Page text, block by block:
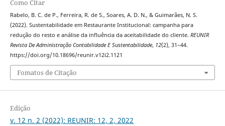
Como Citar
Rabelo, B. C. de P., Ferreira, R. de S., Soares, A. D. N., & Guimarães, N. S.
(2022). Sustentabilidade em Restaurante Institucional: campanha para
redução do resto e análise da influência da aceitabilidade do cliente. REUNIR
Revista De Administração Contabilidade E Sustentabilidade, 12(2), 31–44.
https://doi.org/10.18696/reunir.v12i2.1121
Fomatos de Citação
Edição
v. 12 n. 2 (2022): REUNIR: 12, 2, 2022